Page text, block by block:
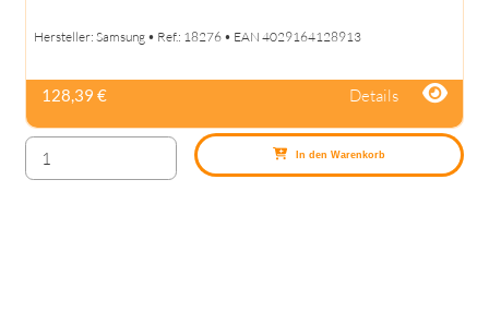
Hersteller: Samsung • Ref.: 18276 • EAN 4029164128913
128,39 € Details
In den Warenkorb